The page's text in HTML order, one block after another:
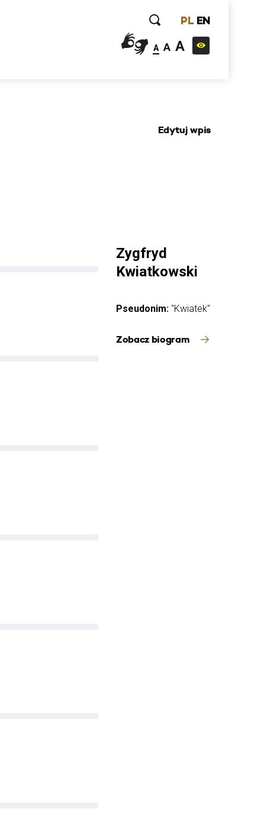
PL EN
A A A
Edytuj wpis
Zygfryd
Kwiatkowski
Pseudonim: "Kwiatek"
Zobacz biogram